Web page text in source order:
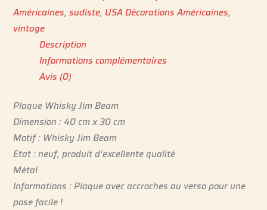
Américaines,sudiste, USA Décorations Américaines,
vintage
Description
Informations complémentaires
Avis (0)
Plaque Whisky Jim Beam
Dimension : 40 cm x 30 cm
Motif : Whisky Jim Beam
Etat : neuf, produit d’excellente qualité
Métal
Informations : Plaque avec accroches au verso pour une
pose facile !